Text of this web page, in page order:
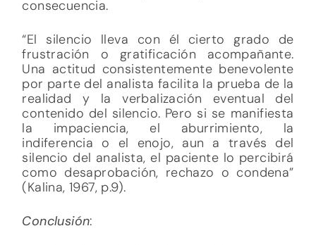
consecuencia.
“El silencio lleva con él cierto grado de
frustración o gratificación acompañante.
Una actitud consistentemente benevolente
por parte del analista facilita la prueba de la
realidad y la verbalización eventual del
contenido del silencio. Pero si se manifiesta
la impaciencia, el aburrimiento, la
indiferencia o el enojo, aun a través del
silencio del analista, el paciente lo percibirá
como desaprobación, rechazo o condena”
(Kalina, 1967, p.9).
Conclusión: